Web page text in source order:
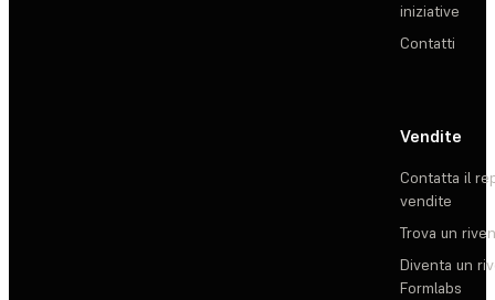
iniziative
Contatti
Vendite
Contatta il
vendite
Trova un
Diventa un
Formlabs